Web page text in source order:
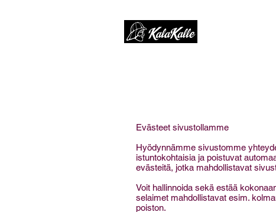
Evästeet sivustollamme
Hyödynnämme sivustomme
istuntokohtaisia ja poistuvat
evästeitä, jotka mahdollistavat
Voit hallinnoida sekä estää
selaimet mahdollistavat esim.
poiston.